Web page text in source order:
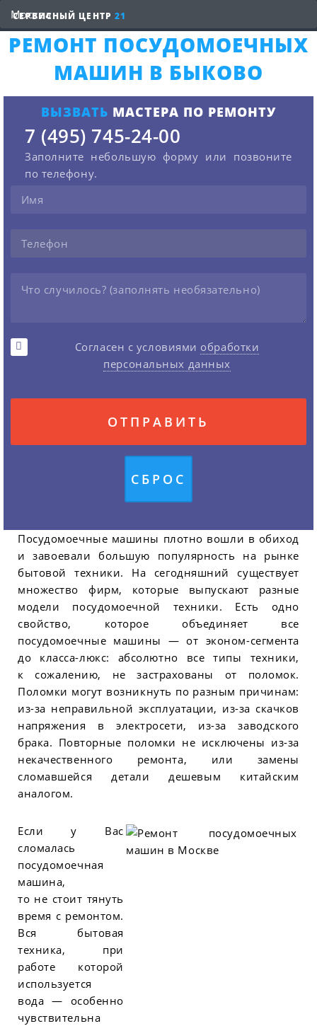
СЕРВИСНЫЙ ЦЕНТР 21
РЕМОНТ ПОСУДОМОЕЧНЫХ
МАШИН В БЫКОВО
ВЫЗВАТЬ МАСТЕРА ПО РЕМОНТУ
7 (495) 745-24-00
Заполните небольшую форму или позвоните
по телефону.
Согласен с условиями обработки
персональных данных
Посудомоечные машины плотно вошли в обиход
и завоевали большую популярность на рынке
бытовой техники. На сегодняшний существует
множество фирм, которые выпускают разные
модели посудомоечной техники. Есть одно
свойство, которое объединяет все
посудомоечные машины — от эконом-сегмента
до класса-люкс: абсолютно все типы техники,
к сожалению, не застрахованы от поломок.
Поломки могут возникнуть по разным причинам:
из-за неправильной эксплуатации, из-за скачков
напряжения в электросети, из-за заводского
брака. Повторные поломки не исключены из-за
некачественного ремонта, или замены
сломавшейся детали дешевым китайским
аналогом.
Если у Вас
сломалась
посудомоечная
машина,
то не стоит тянуть
время с ремонтом.
Вся бытовая
техника, при
работе которой
используется
вода — особенно
чувствительна